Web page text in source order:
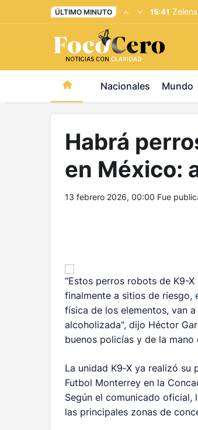
pusulabet giriş-trwin giriş levabet -
ÚLTIMO MINUTO 15:41
Nacionales Mundo
Habrá
en México:
13 febrero 2026, 00:00 Fue
“Estos perros robots de K9-
finalmente a sitios de riesgo,
física de los elementos, van
alcoholizada", dijo Héctor
buenos policías y de la
La unidad K9‑X ya realizó
Futbol Monterrey en la
Según el comunicado oficial,
las principales zonas de